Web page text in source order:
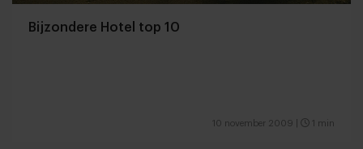
Bijzondere Hotel top 10
10 november 2009 1 min